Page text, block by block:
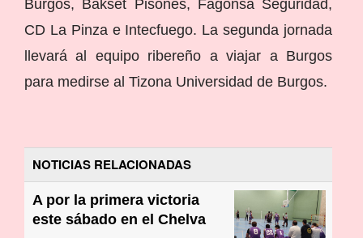
Burgos, Bakset Pisones, Fagonsa Seguridad,
CD La Pinza e Intecfuego. La segunda jornada
llevará al equipo ribereño a viajar a Burgos
para medirse al Tizona Universidad de Burgos.
NOTICIAS RELACIONADAS
A por la primera victoria
este sábado en el Chelva